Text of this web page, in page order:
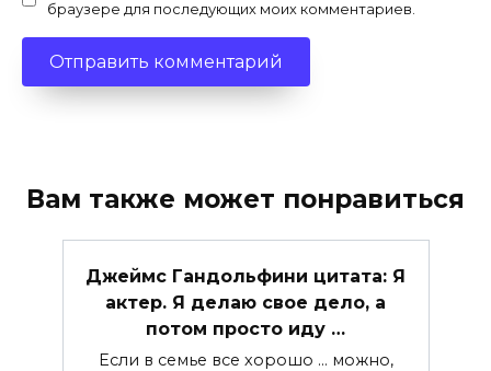
браузере для последующих моих комментариев.
Вам также может понравиться
Джеймс Гандольфини цитата: Я
актер. Я делаю свое дело, а
потом просто иду …
Если в семье все хорошо … можно,